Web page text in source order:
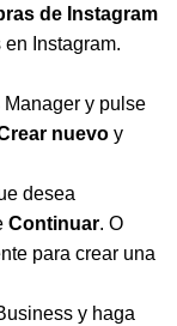
de Instagram
Instagram.
y pulse
nuevo y
desea
Continuar. O
para crear una
y haga